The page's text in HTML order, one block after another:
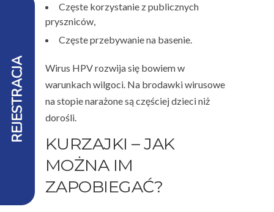
Częste korzystanie z publicznych
pryszniców,
Częste przebywanie na basenie.
Wirus HPV rozwija się bowiem w
warunkach wilgoci. Na brodawki wirusowe
na stopie narażone są częściej dzieci niż
dorośli.
KURZAJKI – JAK
MOŻNA IM
ZAPOBIEGAĆ?
REJESTRACJA